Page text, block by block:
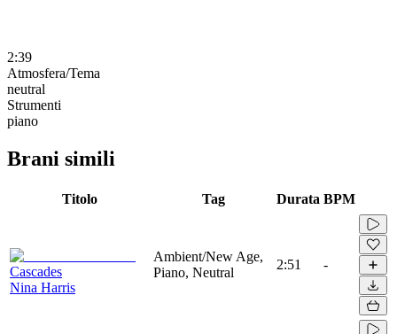
2:39
Atmosfera/Tema
neutral
Strumenti
piano
Brani simili
Titolo Tag Durata BPM
Cascades
Nina Harris
Ambient/New Age,
Piano, Neutral
2:51 -